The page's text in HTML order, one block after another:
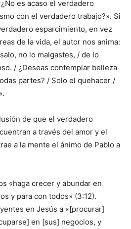
es acaso el verdadero
con el verdadero trabajo?». Si
esparcimiento, en vez
de la vida, el autor nos anima:
no lo malgastes, / de lo
/ ¿Deseas contemplar belleza
partes? / Solo el quehacer /
de que el verdadero
a través del amor y el
a la mente el ánimo de Pablo a
«haga crecer y abundar en
y para con todos» (3:12).
en Jesús a «[procurar]
en [sus] negocios, y